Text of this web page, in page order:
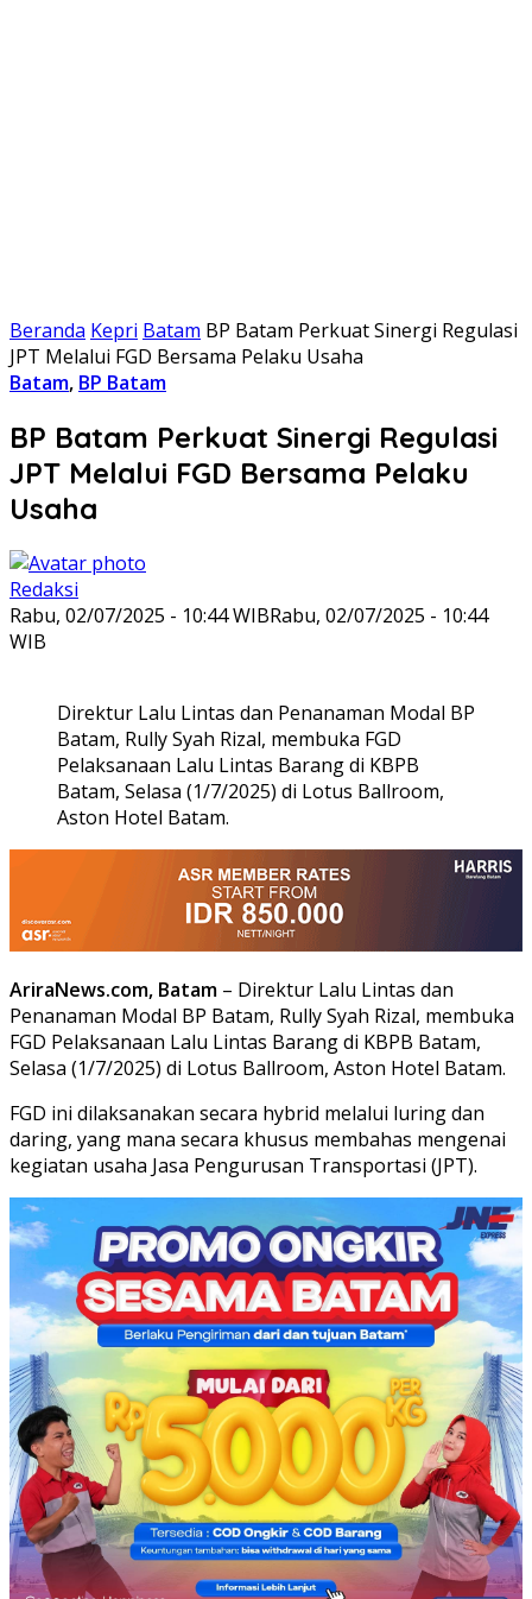
Beranda Kepri Batam BP Batam Perkuat Sinergi Regulasi
JPT Melalui FGD Bersama Pelaku Usaha
Batam, BP Batam
BP Batam Perkuat Sinergi Regulasi
JPT Melalui FGD Bersama Pelaku
Usaha
Redaksi
Rabu, 02/07/2025 - 10:44 WIBRabu, 02/07/2025 - 10:44
WIB
Direktur Lalu Lintas dan Penanaman Modal BP
Batam, Rully Syah Rizal, membuka FGD
Pelaksanaan Lalu Lintas Barang di KBPB
Batam, Selasa (1/7/2025) di Lotus Ballroom,
Aston Hotel Batam.
AriraNews.com, Batam – Direktur Lalu Lintas dan
Penanaman Modal BP Batam, Rully Syah Rizal, membuka
FGD Pelaksanaan Lalu Lintas Barang di KBPB Batam,
Selasa (1/7/2025) di Lotus Ballroom, Aston Hotel Batam.
FGD ini dilaksanakan secara hybrid melalui luring dan
daring, yang mana secara khusus membahas mengenai
kegiatan usaha Jasa Pengurusan Transportasi (JPT).